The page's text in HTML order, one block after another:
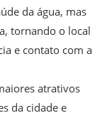
da água, mas
tornando o local
e contato com a
atrativos
da cidade e